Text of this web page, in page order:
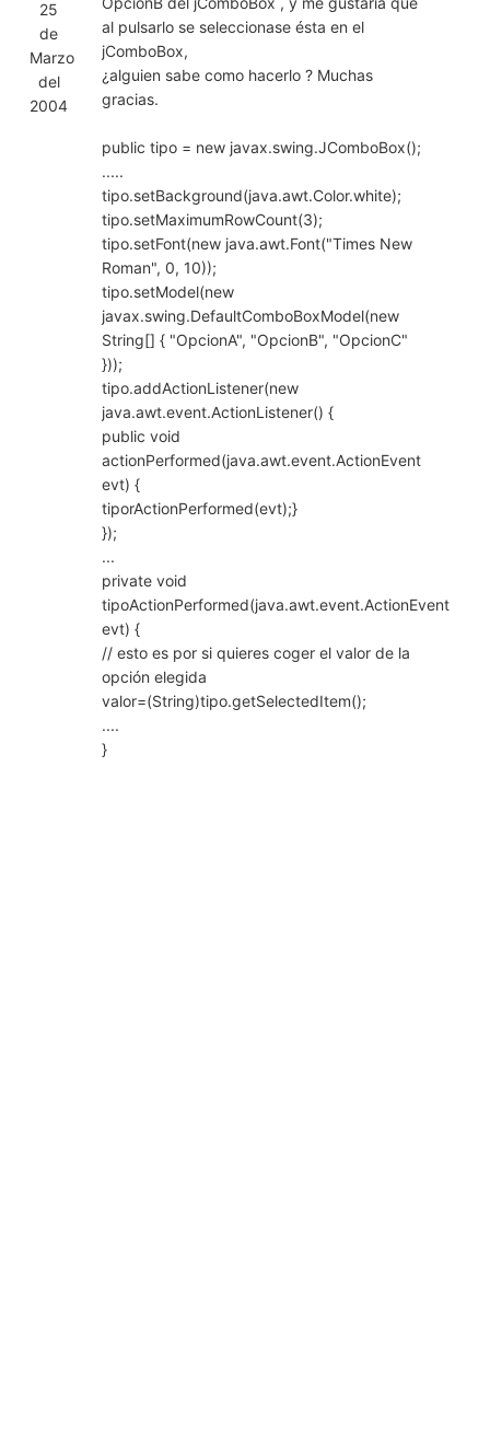
25
de
Marzo
del
2004
al pulsarlo se seleccionase ésta en el
jComboBox,
¿alguien sabe como hacerlo ? Muchas
gracias.
public tipo = new javax.swing.JComboBox();
.....
tipo.setBackground(java.awt.Color.white);
tipo.setMaximumRowCount(3);
tipo.setFont(new java.awt.Font("Times New
Roman", 0, 10));
tipo.setModel(new
javax.swing.DefaultComboBoxModel(new
String[] { "OpcionA", "OpcionB", "OpcionC"
}));
tipo.addActionListener(new
java.awt.event.ActionListener() {
public void
actionPerformed(java.awt.event.ActionEvent
evt) {
tiporActionPerformed(evt);}
});
...
private void
tipoActionPerformed(java.awt.event.ActionEvent
evt) {
// esto es por si quieres coger el valor de la
opción elegida
valor=(String)tipo.getSelectedItem();
....
}